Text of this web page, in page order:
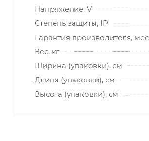
Напряжение, V
Степень защиты, IP
Гарантия производителя, мес
Вес, кг
Ширина (упаковки), см
Длина (упаковки), см
Высота (упаковки), см